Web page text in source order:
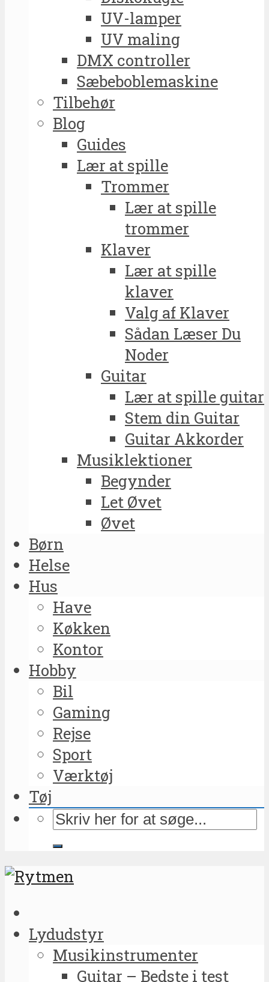
UV-lamper
UV maling
DMX controller
Sæbeboblemaskine
Tilbehør
Blog
Guides
Lær at spille
Trommer
Lær at spille
trommer
Klaver
Lær at spille
klaver
Valg af Klaver
Sådan Læser Du
Noder
Guitar
Lær at spille guitar
Stem din Guitar
Guitar Akkorder
Musiklektioner
Begynder
Let Øvet
Øvet
Børn
Helse
Hus
Have
Køkken
Kontor
Hobby
Bil
Gaming
Rejse
Sport
Værktøj
Tøj
Lydudstyr
Musikinstrumenter
Guitar – Bedste i test